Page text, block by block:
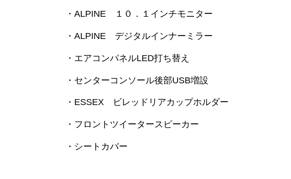
・ALPINE １０．１インチモニター
・ALPINE デジタルインナーミラー
・エアコンパネルLED打ち替え
・センターコンソール後部USB増設
・ESSEX ビレッドリアカップホルダー
・フロントツイータースピーカー
・シートカバー